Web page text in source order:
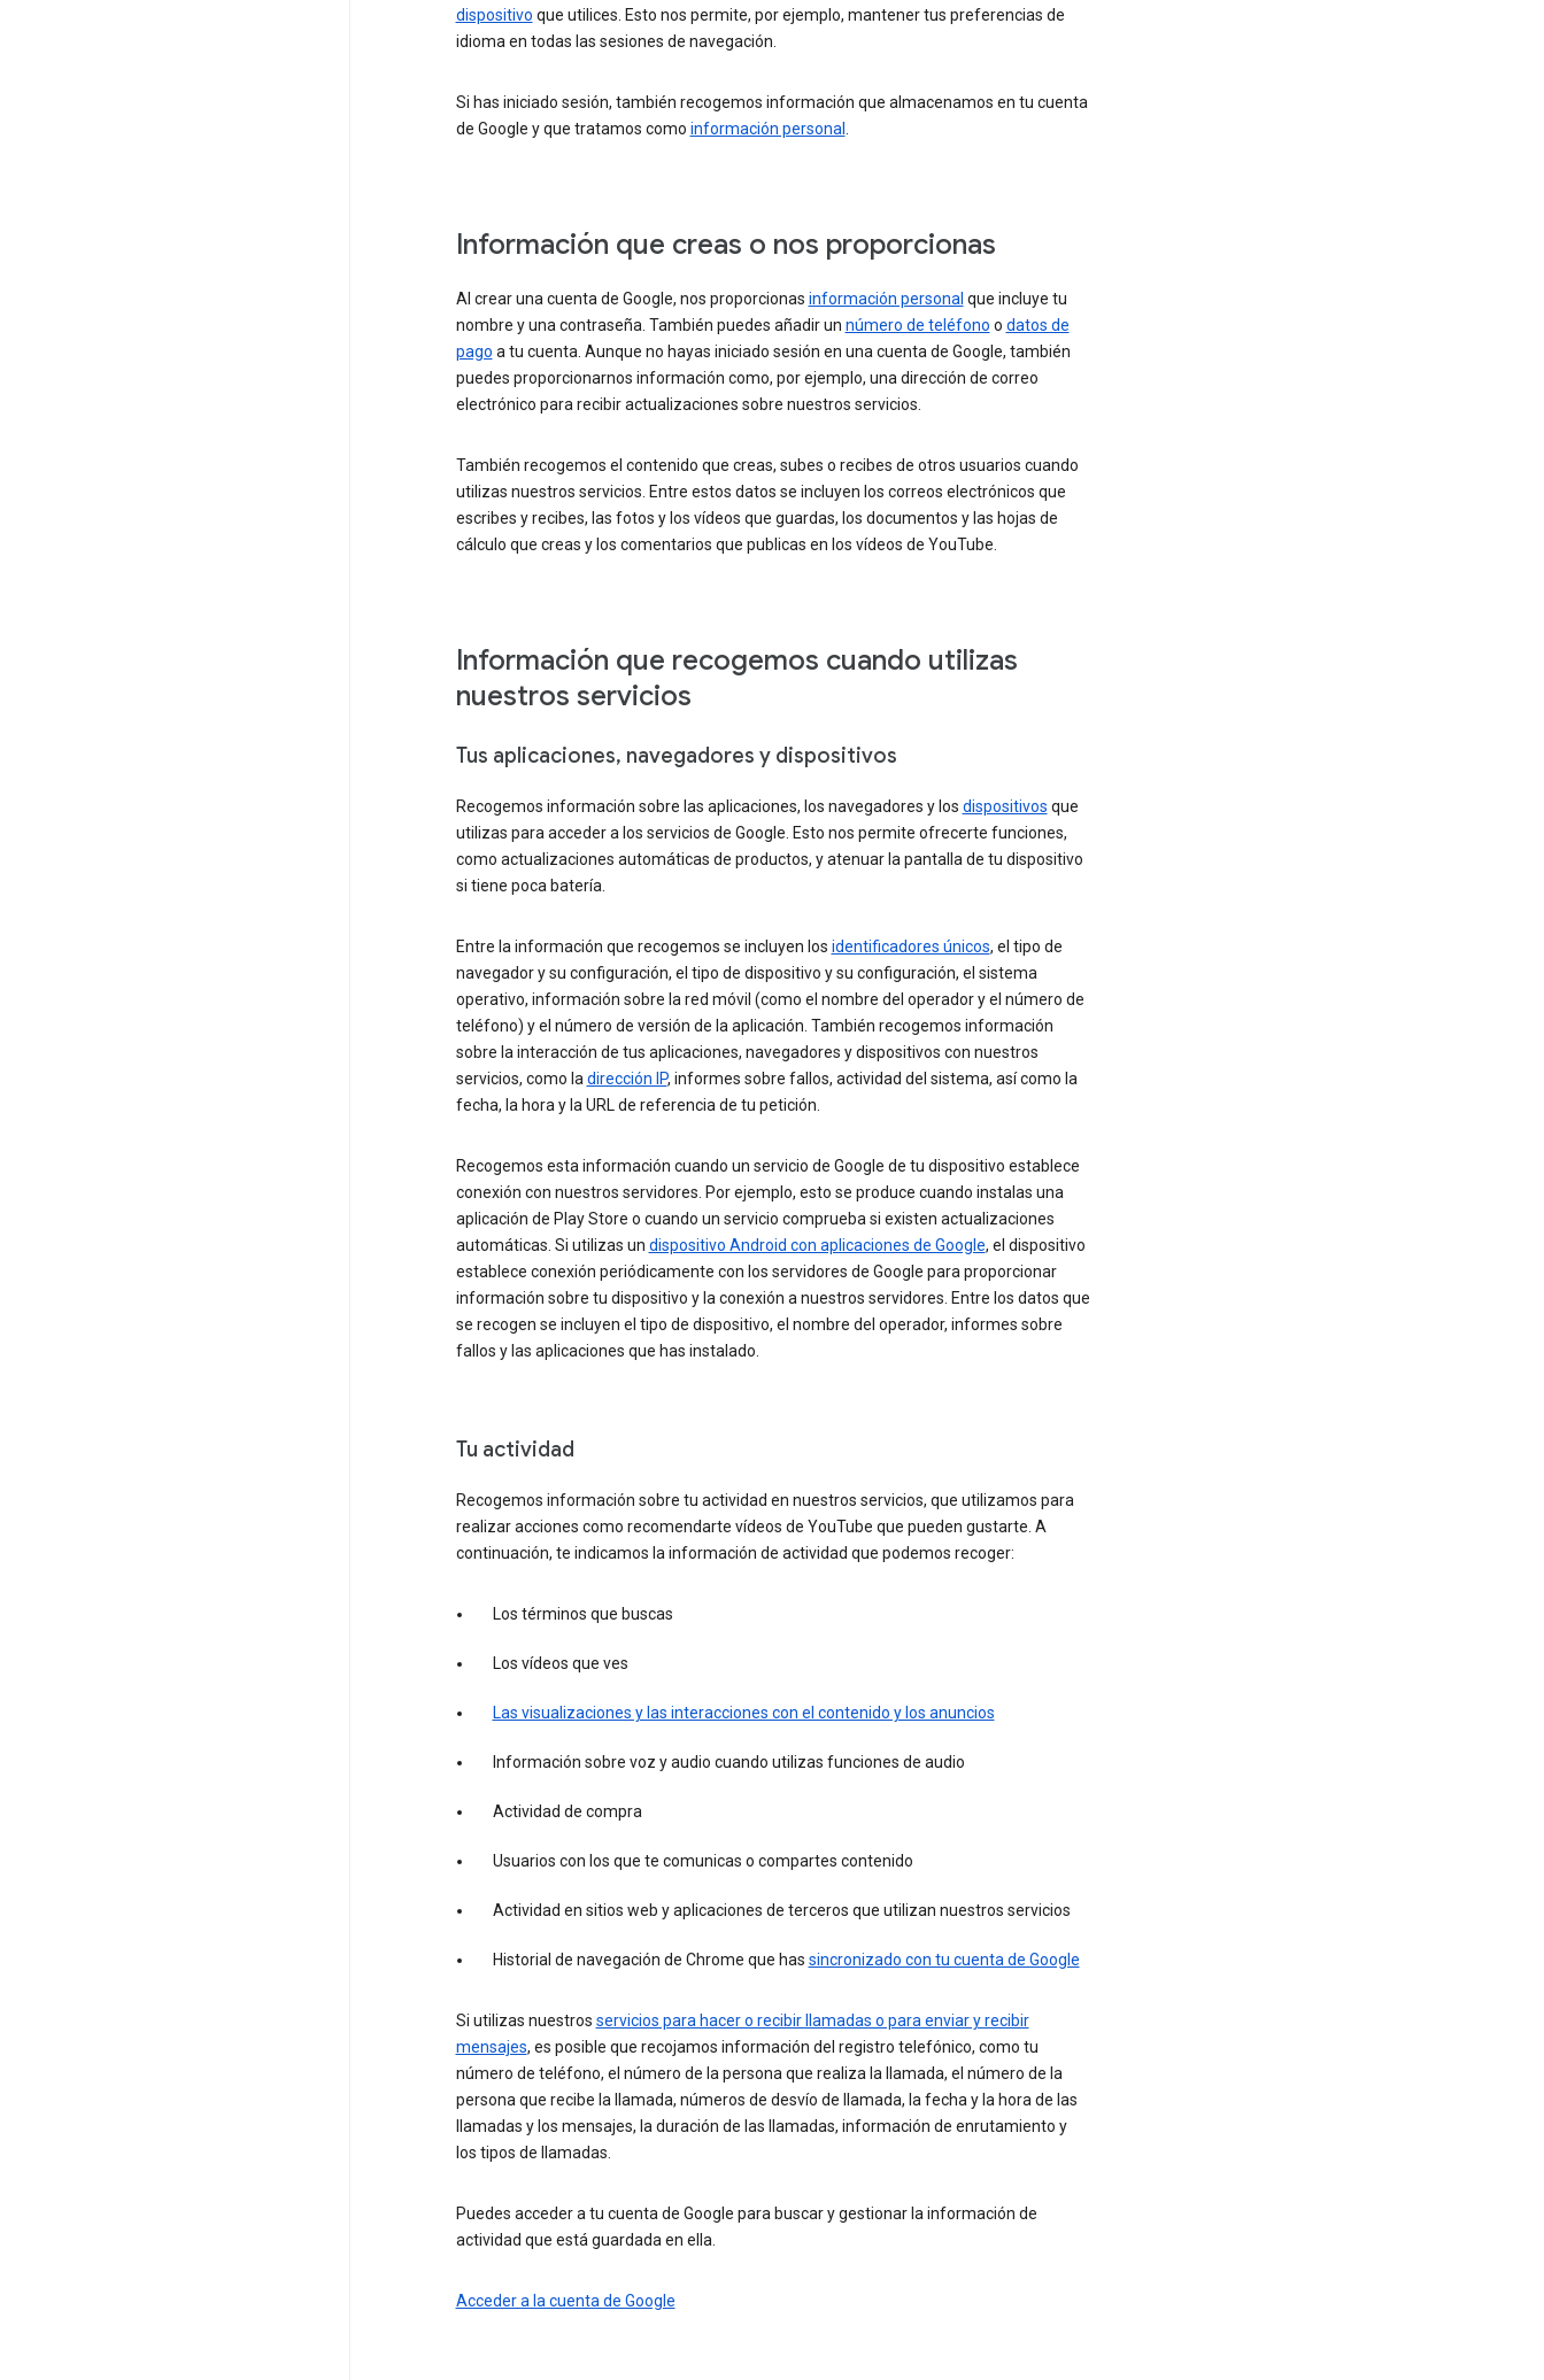
dispositivo que utilices. Esto nos permite, por ejemplo, mantener tus preferencias de
idioma en todas las sesiones de navegación.
Si has iniciado sesión, también recogemos información que almacenamos en tu cuenta
de Google y que tratamos como información personal.
Información que creas o nos proporcionas
Al crear una cuenta de Google, nos proporcionas información personal que incluye tu
nombre y una contraseña. También puedes añadir un número de teléfono o datos de
pago a tu cuenta. Aunque no hayas iniciado sesión en una cuenta de Google, también
puedes proporcionarnos información como, por ejemplo, una dirección de correo
electrónico para recibir actualizaciones sobre nuestros servicios.
También recogemos el contenido que creas, subes o recibes de otros usuarios cuando
utilizas nuestros servicios. Entre estos datos se incluyen los correos electrónicos que
escribes y recibes, las fotos y los vídeos que guardas, los documentos y las hojas de
cálculo que creas y los comentarios que publicas en los vídeos de YouTube.
Información que recogemos cuando utilizas
nuestros servicios
Tus aplicaciones, navegadores y dispositivos
Recogemos información sobre las aplicaciones, los navegadores y los dispositivos que
utilizas para acceder a los servicios de Google. Esto nos permite ofrecerte funciones,
como actualizaciones automáticas de productos, y atenuar la pantalla de tu dispositivo
si tiene poca batería.
Entre la información que recogemos se incluyen los identificadores únicos, el tipo de
navegador y su configuración, el tipo de dispositivo y su configuración, el sistema
operativo, información sobre la red móvil (como el nombre del operador y el número de
teléfono) y el número de versión de la aplicación. También recogemos información
sobre la interacción de tus aplicaciones, navegadores y dispositivos con nuestros
servicios, como ladirección IP, informes sobre fallos, actividad del sistema, así como la
fecha, la hora y la URL de referencia de tu petición.
Recogemos esta información cuando un servicio de Google de tu dispositivo establece
conexión con nuestros servidores. Por ejemplo, esto se produce cuando instalas una
aplicación de Play Store o cuando un servicio comprueba si existen actualizaciones
automáticas. Si utilizas un dispositivo Android con aplicaciones de Google, el dispositivo
establece conexión periódicamente con los servidores de Google para proporcionar
información sobre tu dispositivo y la conexión a nuestros servidores. Entre los datos que
se recogen se incluyen el tipo de dispositivo, el nombre del operador, informes sobre
fallos y las aplicaciones que has instalado.
Tu actividad
Recogemos información sobre tu actividad en nuestros servicios, que utilizamos para
realizar acciones como recomendarte vídeos de YouTube que pueden gustarte. A
continuación, te indicamos la información de actividad que podemos recoger:
Los términos que buscas
Los vídeos que ves
Las visualizaciones y las interacciones con el contenido y los anuncios
Información sobre voz y audio cuando utilizas funciones de audio
Actividad de compra
Usuarios con los que te comunicas o compartes contenido
Actividad en sitios web y aplicaciones de terceros que utilizan nuestros servicios
Historial de navegación de Chrome que has sincronizado con tu cuenta de Google
Si utilizas nuestros servicios para hacer o recibir llamadas o para enviar y recibir
mensajes, es posible que recojamos información del registro telefónico, como tu
número de teléfono, el número de la persona que realiza la llamada, el número de la
persona que recibe la llamada, números de desvío de llamada, la fecha y la hora de las
llamadas y los mensajes, la duración de las llamadas, información de enrutamiento y
los tipos de llamadas.
Puedes acceder a tu cuenta de Google para buscar y gestionar la información de
actividad que está guardada en ella.
Acceder a la cuenta de Google